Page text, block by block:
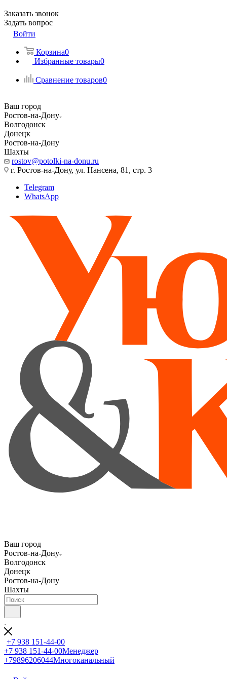
Заказать звонок
Задать вопрос
Войти
Корзина0
Избранные товары0
Сравнение товаров0
Ваш город
Ростов-на-Дону
Волгодонск
Донецк
Ростов-на-Дону
Шахты
rostov@potolki-na-donu.ru
г. Ростов-на-Дону, ул. Нансена, 81, стр. 3
Telegram
WhatsApp
Ваш город
Ростов-на-Дону
Волгодонск
Донецк
Ростов-на-Дону
Шахты
+7 938 151-44-00
+7 938 151-44-00Менеджер
+79896206044Многоканальный